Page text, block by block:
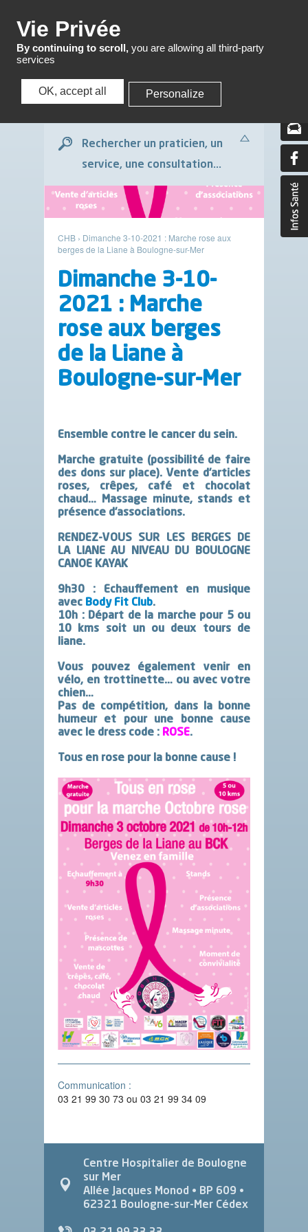
Menu
Rechercher un praticien, un
service, une consultation...
CHB › Dimanche 3-10-2021 : Marche rose aux
berges de la Liane à Boulogne-sur-Mer
Dimanche 3-10-
2021 : Marche
rose aux berges
de la Liane à
Boulogne-sur-Mer
Ensemble contre le cancer du sein.
Marche gratuite (possibilité de faire
des dons sur place). Vente d’articles
roses, crêpes, café et chocolat
chaud… Massage minute, stands et
présence d’associations.
RENDEZ-VOUS SUR LES BERGES DE
LA LIANE AU NIVEAU DU BOULOGNE
CANOE KAYAK
9h30 : Echauffement en musique
avec Body Fit Club.
10h : Départ de la marche pour 5 ou
10 kms soit un ou deux tours de
liane.
Vous pouvez également venir en
vélo, en trottinette… ou avec votre
chien…
Pas de compétition, dans la bonne
humeur et pour une bonne cause
avec le dress code : ROSE.
Tous en rose pour la bonne cause !
Communication :
03 21 99 30 73 ou 03 21 99 34 09
Centre Hospitalier de Boulogne
sur Mer
Allée Jacques Monod • BP 609 •
62321 Boulogne-sur-Mer Cédex
Vie Privée
By continuing to scroll, you are allowing all third-party
services
OK, accept all Personalize